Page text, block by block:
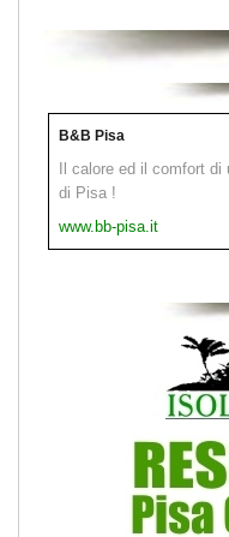
B&B Pisa
Il calore ed il comfort
di Pisa !
www.bb-pisa.it